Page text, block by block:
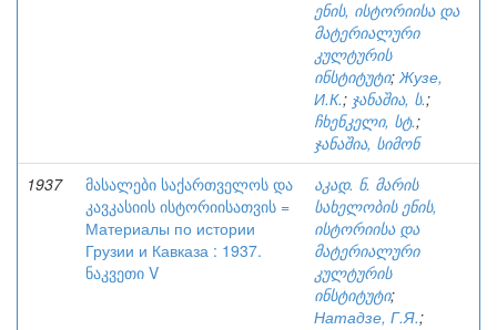
ენის, ისტორიისა და
მატერიალური
კულტურის
ინსტიტუტი;Жузе,
И.К.; ჯანაშია, ს.;
ჩხენკელი, სტ.;
ჯანაშია, სიმონ
1937
მასალები საქართველოს და
კავკასიის ისტორიისათვის =
Материалы по истории
Грузии и Кавказа : 1937.
ნაკვეთი V
აკად. ნ. მარის
სახელობის ენის,
ისტორიისა და
მატერიალური
კულტურის
ინსტიტუტი;
Натадзе, Г.Я.;